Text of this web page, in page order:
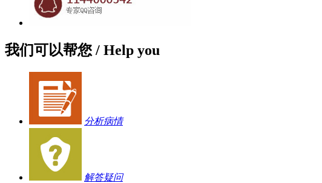
我们可以帮您 / Help you
分析病情
解答疑问